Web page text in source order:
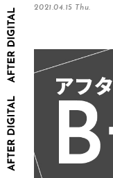
2021.04.15 Thu.